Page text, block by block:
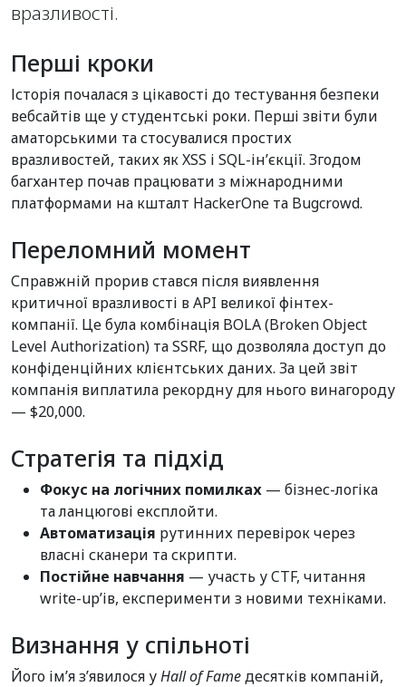
вразливості.
Перші кроки
Історія почалася з цікавості до тестування безпеки
вебсайтів ще у студентські роки. Перші звіти були
аматорськими та стосувалися простих
вразливостей, таких як XSS і SQL-ін’єкції. Згодом
багхантер почав працювати з міжнародними
платформами на кшталт HackerOne та Bugcrowd.
Переломний момент
Справжній прорив стався після виявлення
критичної вразливості в API великої фінтех-
компанії. Це була комбінація BOLA (Broken Object
Level Authorization) та SSRF, що дозволяла доступ до
конфіденційних клієнтських даних. За цей звіт
компанія виплатила рекордну для нього винагороду
— $20,000.
Стратегія та підхід
Фокус на логічних помилках — бізнес-логіка
та ланцюгові експлойти.
Автоматизація рутинних перевірок через
власні сканери та скрипти.
Постійне навчання — участь у CTF, читання
write-up’ів, експерименти з новими техніками.
Визнання у спільноті
Його ім’я з’явилося уHall of Fameдесятків компаній,